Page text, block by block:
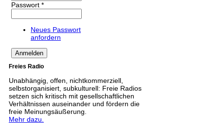
Passwort *
Neues Passwort
anfordern
Freies Radio
Unabhängig, offen, nichtkommerziell,
selbstorganisiert, subkulturell: Freie Radios
setzen sich kritisch mit gesellschaftlichen
Verhältnissen auseinander und fördern die
freie Meinungsäußerung.
Mehr dazu.